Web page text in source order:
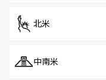
北米
中南米